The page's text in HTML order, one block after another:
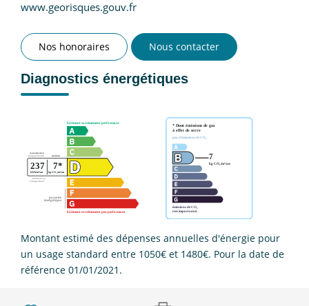
www.georisques.gouv.fr
Nos honoraires Nous contacter
Diagnostics énergétiques
Montant estimé des dépenses annuelles d'énergie pour
un usage standard entre 1050€ et 1480€. Pour la date de
référence 01/01/2021.